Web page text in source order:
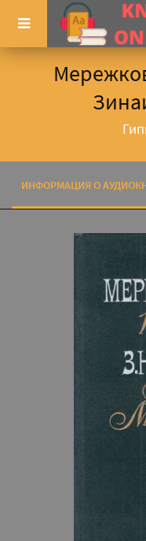
ИНФОРМАЦИЯ О